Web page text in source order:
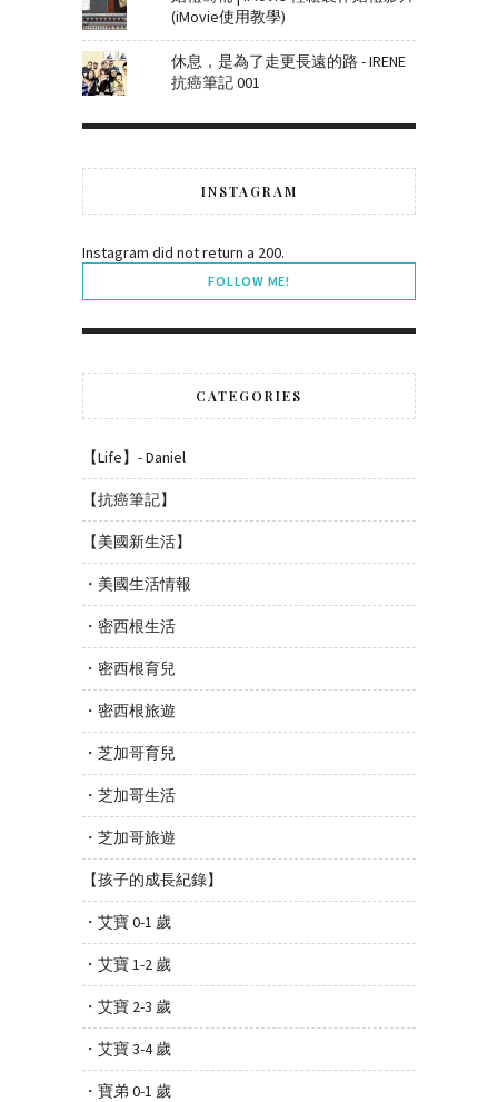
(iMovie使用教學)
休息，是為了走更長遠的路 - IRENE
抗癌筆記 001
INSTAGRAM
Instagram did not return a 200.
FOLLOW ME!
CATEGORIES
【Life】- Daniel
【抗癌筆記】
【美國新生活】
・美國生活情報
・密西根生活
・密西根育兒
・密西根旅遊
・芝加哥育兒
・芝加哥生活
・芝加哥旅遊
【孩子的成長紀錄】
・艾寶 0-1 歲
・艾寶 1-2 歲
・艾寶 2-3 歲
・艾寶 3-4 歲
・寶弟 0-1 歲